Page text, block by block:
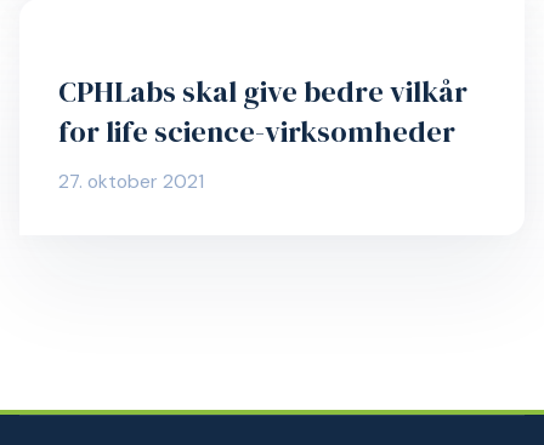
CPHLabs skal give bedre vilkår
for life science-virksomheder
27. oktober 2021